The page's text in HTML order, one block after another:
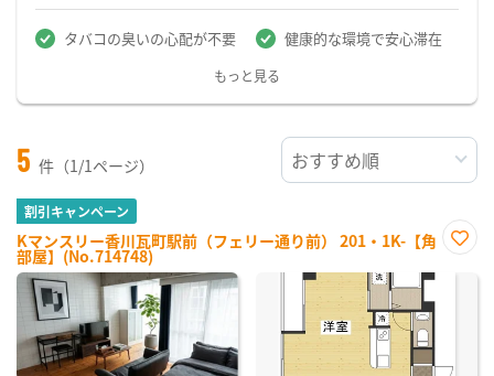
タバコの臭いの心配が不要 健康的な環境で安心滞在
もっと見る
5 件（1/1ページ）
割引キャンペーン
Kマンスリー香川瓦町駅前（フェリー通り前） 201・1K-【角
部屋】(No.714748)
に入